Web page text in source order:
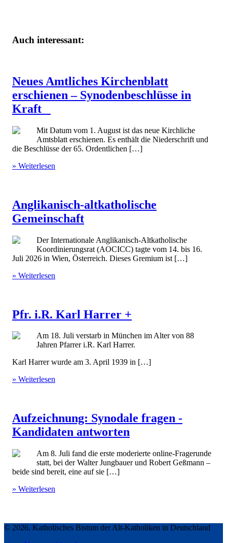
Auch interessant:
Neues Amtliches Kirchenblatt
erschienen – Synodenbeschlüsse in
Kraft
Mit Datum vom 1. August ist das neue Kirchliche
Amtsblatt erschienen. Es enthält die Niederschrift und
die Beschlüsse der 65. Ordentlichen […]
» Weiterlesen
Anglikanisch-altkatholische
Gemeinschaft
Der Internationale Anglikanisch-Altkatholische
Koordinierungsrat (AOCICC) tagte vom 14. bis 16.
Juli 2026 in Wien, Österreich. Dieses Gremium ist […]
» Weiterlesen
Pfr. i.R. Karl Harrer +
Am 18. Juli verstarb in München im Alter von 88
Jahren Pfarrer i.R. Karl Harrer.
Karl Harrer wurde am 3. April 1939 in […]
» Weiterlesen
Aufzeichnung: Synodale fragen -
Kandidaten antworten
Am 8. Juli fand die erste moderierte online-Fragerunde
statt, bei der Walter Jungbauer und Robert Geßmann –
beide sind bereit, eine auf sie […]
» Weiterlesen
© 2026, Katholisches Bistum der Alt-Katholiken in Deutschland